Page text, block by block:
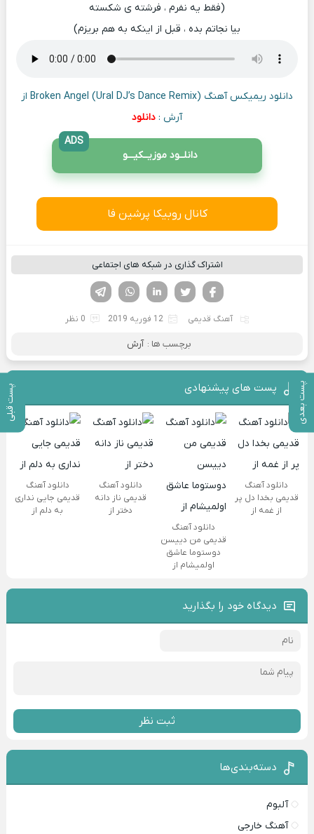
پست بعدی پست قبلی
(فقط یه نفرم ، فرشته ی شکسته
بیا نجاتم بده ، قبل از اینکه به هم بریزم)
دانلود ریمیکس آهنگ Broken Angel (Ural DJ’s Dance Remix) از
آرش : دانلود
دانلــود موزیــکیـــو
ADS
کانال روبیکا پرشین فا
اشتراک گذاری در شبکه های اجتماعی
لینکدین تویتر
فیسوک
آهنگ قدیمی 12 فوریه 2019 0 نظر
برچسب ها : آرش
پست های پیشنهادی
دانلود آهنگ
قدیمی بخدا دل پر
از غمه از
دانلود آهنگ
قدیمی من دییسن
دوستوما عاشق
اولمیشام از
دانلود آهنگ
قدیمی ناز دانه
دختر از
دانلود آهنگ
قدیمی جایی نداری
به دلم از
دیدگاه خود را بگذارید
ثبت نظر
دسته‌بندی‌ها
آلبوم
آهنگ خارجی